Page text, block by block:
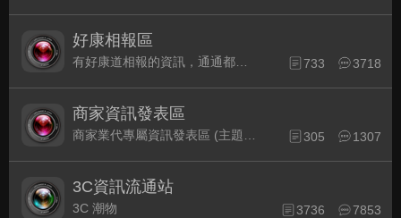
好康相報區
733 3718
商家資訊發表區
305 1307
3C資訊流通站
3C 潮物 3736 7853